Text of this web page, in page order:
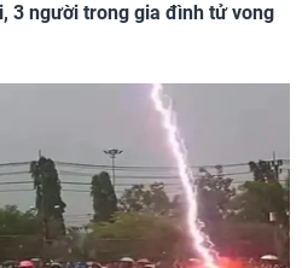
3 người trong gia đình tử vong